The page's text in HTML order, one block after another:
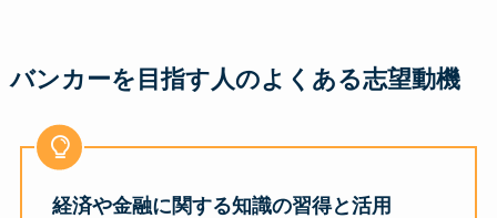
バンカーを目指す人のよくある志望動機
経済や金融に関する知識の習得と活用